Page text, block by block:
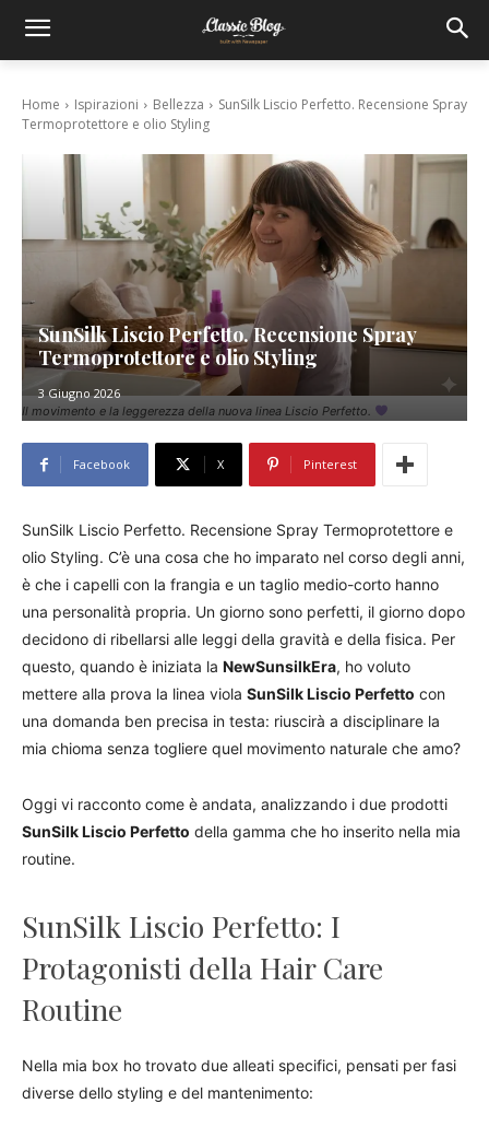
Home Ispirazioni Bellezza
SunSilk Liscio Perfetto. Recensione Spray
Termoprotettore e olio Styling
Il movimento e la leggerezza della nuova linea Liscio Perfetto.
SunSilk Liscio Perfetto. Recensione Spray
Termoprotettore e olio Styling
3 Giugno 2026
Facebook X Pinterest
SunSilk Liscio Perfetto. Recensione Spray Termoprotettore e
olio Styling. C’è una cosa che ho imparato nel corso degli anni,
è che i capelli con la frangia e un taglio medio-corto hanno
una personalità propria. Un giorno sono perfetti, il giorno dopo
decidono di ribellarsi alle leggi della gravità e della fisica. Per
questo, quando è iniziata la NewSunsilkEra, ho voluto
mettere alla prova la linea viola SunSilk Liscio Perfetto con
una domanda ben precisa in testa: riuscirà a disciplinare la
mia chioma senza togliere quel movimento naturale che amo?
Oggi vi racconto come è andata, analizzando i due prodotti
SunSilk Liscio Perfetto della gamma che ho inserito nella mia
routine.
SunSilk Liscio Perfetto: I
Protagonisti della Hair Care
Routine
Nella mia box ho trovato due alleati specifici, pensati per fasi
diverse dello styling e del mantenimento: